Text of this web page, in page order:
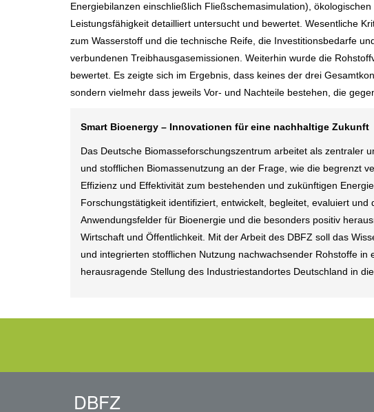
Energiebilanzen einschließlich Fließschemasimulation),
Leistungsfähigkeit detailliert untersucht und bewertet. Wesentliche
zum Wasserstoff und die technische Reife, die Investitionsbedarfe
verbundenen Treibhausgasemissionen. Weiterhin wurde die
bewertet. Es zeigte sich im Ergebnis, dass keines der drei
sondern vielmehr dass jeweils Vor- und Nachteile bestehen, die
Smart Bioenergy – Innovationen für eine nachhaltige Zukunft
Das Deutsche Biomasseforschungszentrum arbeitet als zentraler
und stofflichen Biomassenutzung an der Frage, wie die begrenzt
Effizienz und Effektivität zum bestehenden und zukünftigen
Forschungstätigkeit identifiziert, entwickelt, begleitet, evaluiert
Anwendungsfelder für Bioenergie und die besonders positiv
Wirtschaft und Öffentlichkeit. Mit der Arbeit des DBFZ soll das
und integrierten stofflichen Nutzung nachwachsender Rohstoffe
herausragende Stellung des Industriestandortes Deutschland in
DBFZ